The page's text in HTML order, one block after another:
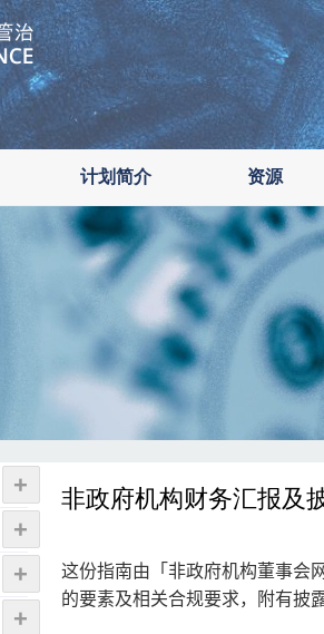
计划简介 资源
+
+
+
+
非政府机构财务汇报及
这份指南由「非政府机构董事会
的要素及相关合规要求，附有披